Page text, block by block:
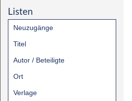
Listen
Neuzugänge
Titel
Autor / Beteiligte
Ort
Verlage